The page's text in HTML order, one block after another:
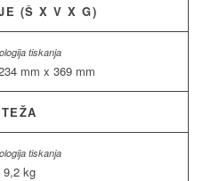
(Š X V X G)
mm x 369 mm
TEŽA
9,2 kg